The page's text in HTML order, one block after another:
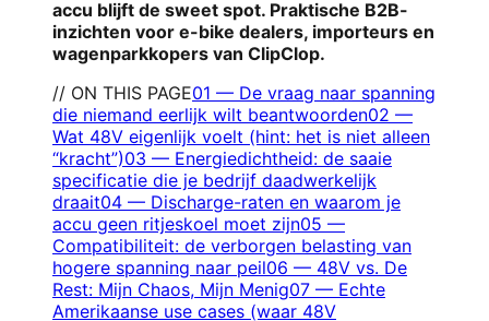
accu blijft de sweet spot. Praktische B2B-
inzichten voor e-bike dealers, importeurs en
wagenparkkopers van ClipClop.
// ON THIS PAGE01 — De vraag naar spanning
die niemand eerlijk wilt beantwoorden02 —
Wat 48V eigenlijk voelt (hint: het is niet alleen
“kracht”)03 — Energiedichtheid: de saaie
specificatie die je bedrijf daadwerkelijk
draait04 — Discharge-raten en waarom je
accu geen ritjeskoel moet zijn05 —
Compatibiliteit: de verborgen belasting van
hogere spanning naar peil06 — 48V vs. De
Rest: Mijn Chaos, Mijn Menig07 — Echte
Amerikaanse use cases (waar 48V